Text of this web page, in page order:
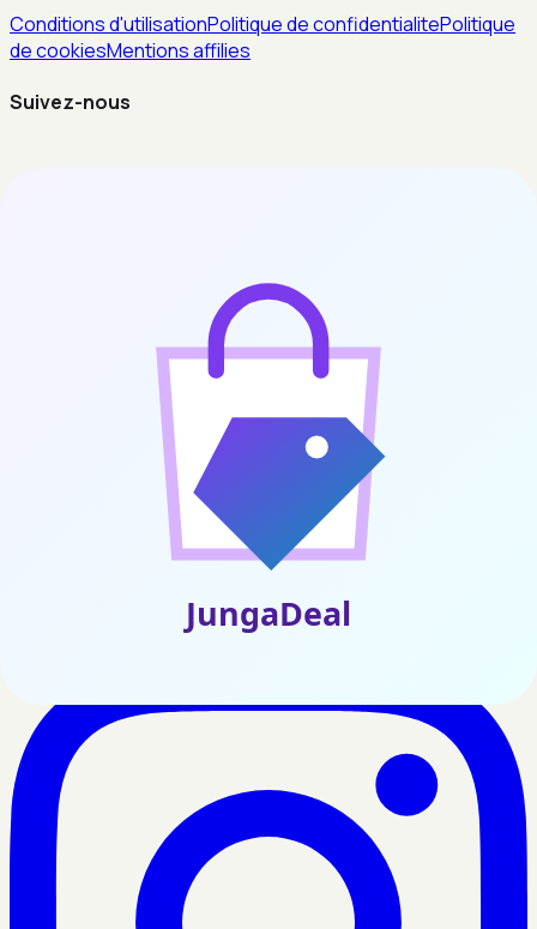
Conditions d'utilisationPolitique de confidentialitePolitique
de cookiesMentions affilies
Suivez-nous